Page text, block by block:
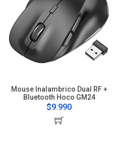
Mouse Inalambrico Dual RF +
Bluetooth Hoco GM24
$9.990